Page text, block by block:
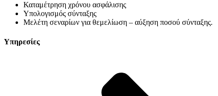
Καταμέτρηση χρόνου ασφάλισης
Υπολογισμός σύνταξης
Μελέτη σεναρίων για θεμελίωση – αύξηση ποσού σύνταξης.
Υπηρεσίες